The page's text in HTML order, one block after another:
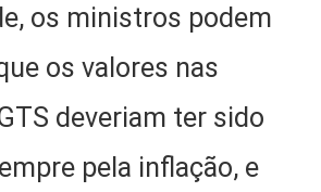
os ministros podem
os valores nas
deveriam ter sido
pela inflação, e